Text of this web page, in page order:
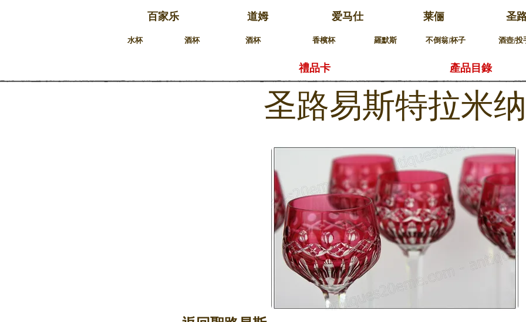
百家乐 道姆 爱马仕 莱俪 圣
水杯 酒杯 酒杯 香檳杯 羅默斯 不倒翁/杯子 酒壺/投
禮品卡 產品目錄
圣路易斯特拉米纳